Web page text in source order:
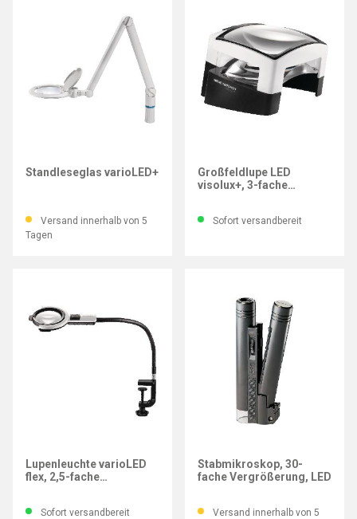
Standleseglas varioLED+
Versand innerhalb von 5
Tagen
Großfeldlupe LED
visolux+, 3-fache
Sofort versandbereit
Lupenleuchte varioLED
flex, 2,5-fache
Sofort versandbereit
Stabmikroskop, 30-
fache Vergrößerung, LED
Versand innerhalb von 5